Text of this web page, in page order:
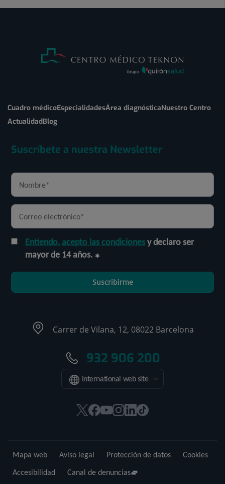
Cuadro médicoEspecialidadesÁrea diagnósticaNuestro Centro
ActualidadBlog
Suscríbete a nuestra Newsletter
Entiendo, acepto las condicionesy declaro ser
mayor de 14 años.
Suscribirme
Carrer de Vilana, 12, 08022 Barcelona
932 906 200
International web site
Este
en
una
Este
en
una
Este
en
una
Este
en
una
Este
en
una
Enlace
externa.
Mapa web Aviso legal Protección de datos
Cookies
Accesibilidad
Canal de denuncias